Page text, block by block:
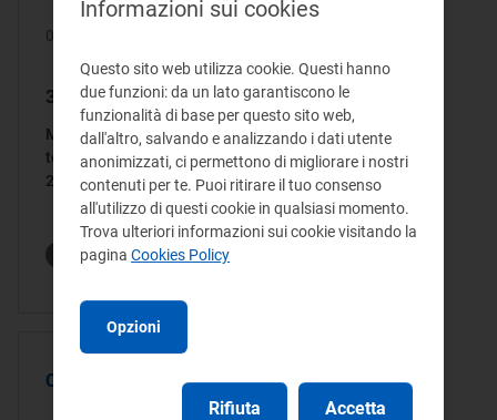
06/08/2026
303/2026/R/gas
Modalità attuative del servizio di interrompibilità
tecnica, di cui al decreto ministeriale 21 ottobre
2022
Termine invio osservazioni:
CONSULTAZIONE
Informazioni sui cookies
Questo sito web utilizza cookie. Questi hanno
due funzioni: da un lato garantiscono le
funzionalità di base per questo sito web,
dall'altro, salvando e analizzando i dati utente
anonimizzati, ci permettono di migliorare i nostri
contenuti per te. Puoi ritirare il tuo consenso
all'utilizzo di questi cookie in qualsiasi momento.
Trova ulteriori informazioni sui cookie visitando la
pagina Cookies Policy
Opzioni
Rifiuta Accetta